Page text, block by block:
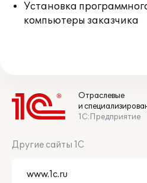
Установка
компьютеры заказчика
Отраслевые
и
1С:Предприятие
Другие сайты 1С